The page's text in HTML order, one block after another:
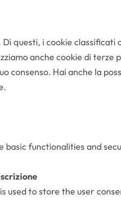
questi, i cookie
anche cookie di terze
consenso. Hai anche la
basic functionalities and
used to store the user